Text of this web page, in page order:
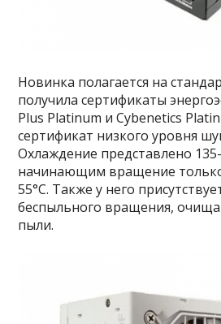
Новинка полагается на
получила сертификаты
Plus Platinum и Cybenetics
сертификат низкого уровня
Охлаждение представлено
начинающим вращение
55°C. Также у него
беспыльного вращения,
пыли.